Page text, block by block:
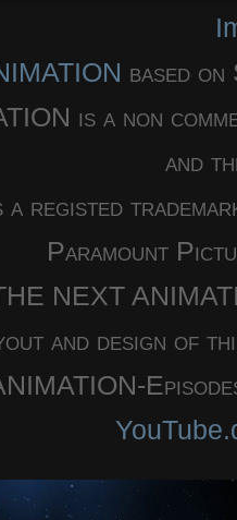
based
is a non
and
a registed
Paramount
NEXT
and design of